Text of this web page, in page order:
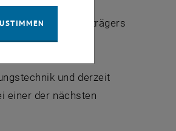
des Preisträgers
und derzeit
einer der nächsten